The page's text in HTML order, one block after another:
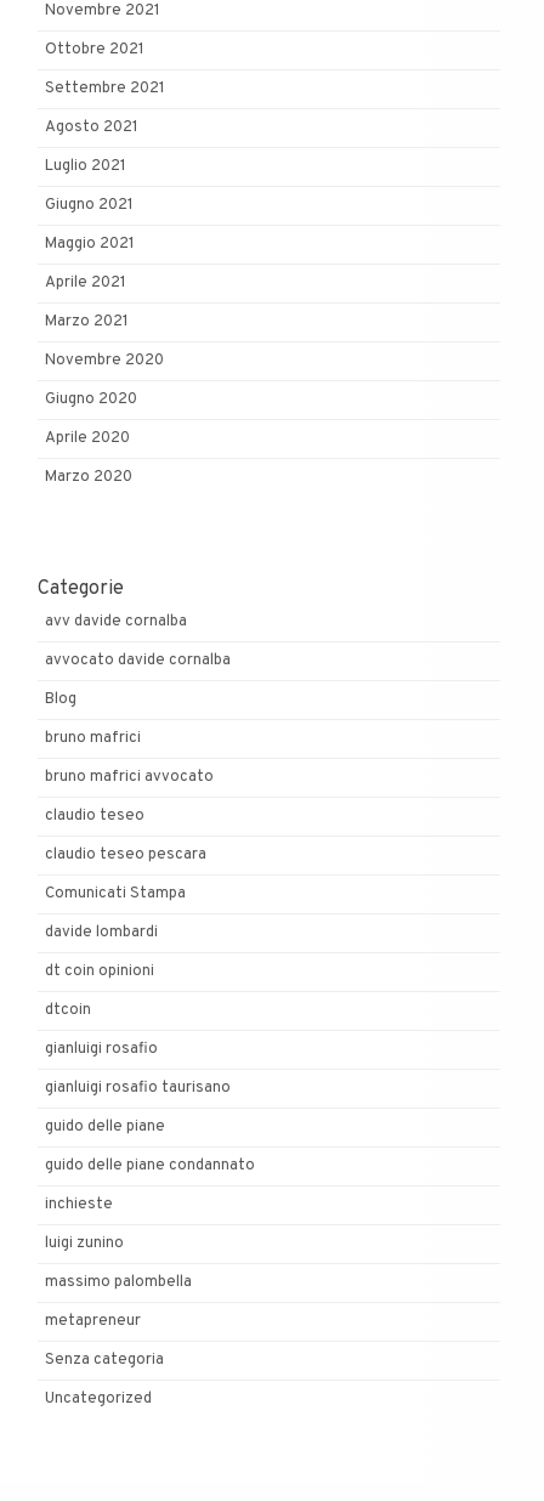
Novembre 2021
Ottobre 2021
Settembre 2021
Agosto 2021
Luglio 2021
Giugno 2021
Maggio 2021
Aprile 2021
Marzo 2021
Novembre 2020
Giugno 2020
Aprile 2020
Marzo 2020
Categorie
avv davide cornalba
avvocato davide cornalba
Blog
bruno mafrici
bruno mafrici avvocato
claudio teseo
claudio teseo pescara
Comunicati Stampa
davide lombardi
dt coin opinioni
dtcoin
gianluigi rosafio
gianluigi rosafio taurisano
guido delle piane
guido delle piane condannato
inchieste
luigi zunino
massimo palombella
metapreneur
Senza categoria
Uncategorized